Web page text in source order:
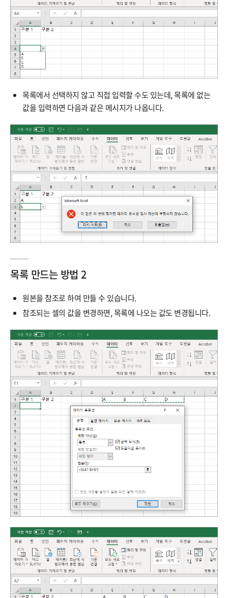
목록에서 선택하지 않고 직접 입력할 수도 있는데, 목록에 없는
값을 입력하면 다음과 같은 메시지가 나옵니다.
목록 만드는 방법 2
원본을 참조로 하여 만들 수 있습니다.
참조되는 셀의 값을 변경하면, 목록에 나오는 값도 변경됩니다.